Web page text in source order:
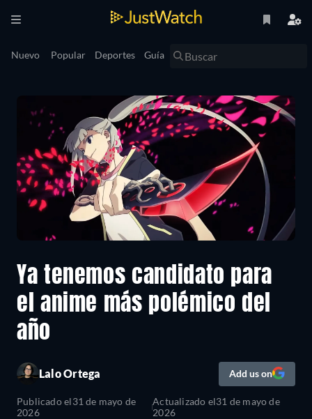
Nuevo Popular Deportes Guía
Ya tenemos candidato para
el anime más polémico del
año
Lalo Ortega Add us on
Publicado el31 de mayo de
2026
Actualizado el31 de mayo de
2026